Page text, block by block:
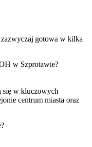
zazwyczaj gotowa w kilka
w Szprotawie?
się w kluczowych
centrum miasta oraz